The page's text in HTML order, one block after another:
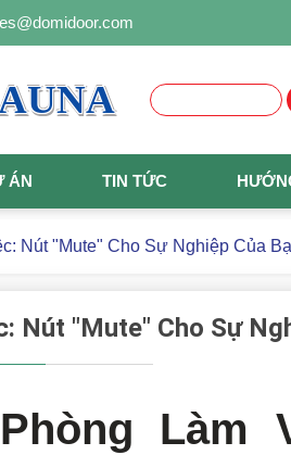
ÁN TIN TỨC
Nút "Mute" Cho Sự Nghiệp Của
Nút "Mute" Cho Sự
Làm